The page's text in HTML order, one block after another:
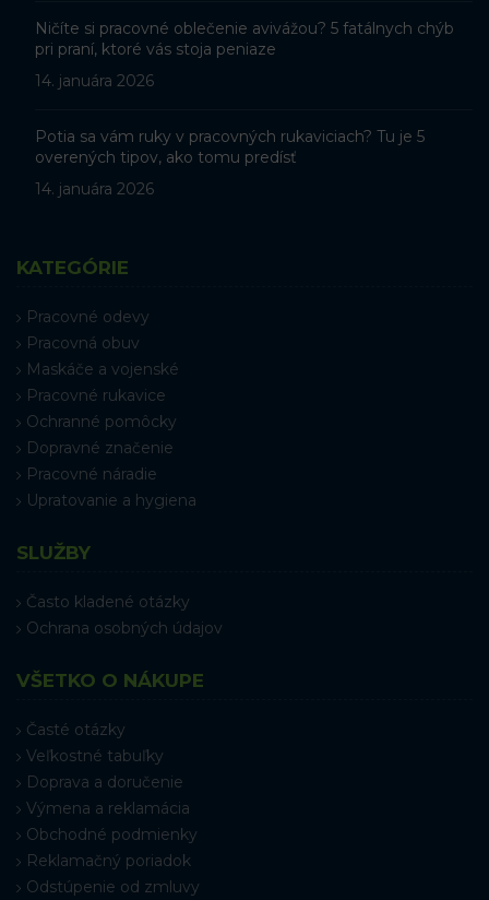
Ničíte si pracovné oblečenie avivážou? 5 fatálnych chýb
pri praní, ktoré vás stoja peniaze
14. januára 2026
Potia sa vám ruky v pracovných rukaviciach? Tu je 5
overených tipov, ako tomu predísť
14. januára 2026
KATEGÓRIE
Pracovné odevy
Pracovná obuv
Maskáče a vojenské
Pracovné rukavice
Ochranné pomôcky
Dopravné značenie
Pracovné náradie
Upratovanie a hygiena
SLUŽBY
Často kladené otázky
Ochrana osobných údajov
VŠETKO O NÁKUPE
Časté otázky
Veľkostné tabuľky
Doprava a doručenie
Výmena a reklamácia
Obchodné podmienky
Reklamačný poriadok
Odstúpenie od zmluvy